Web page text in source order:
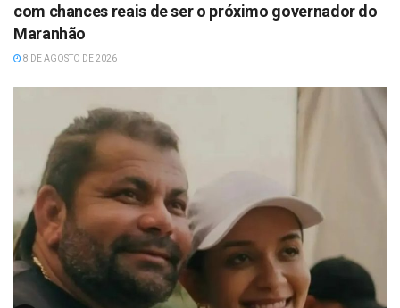
com chances reais de ser o próximo governador do
Maranhão
8 DE AGOSTO DE 2026